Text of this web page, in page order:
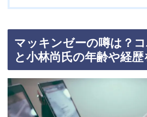
マッキンゼーの噂は？
と小林尚氏の年齢や経